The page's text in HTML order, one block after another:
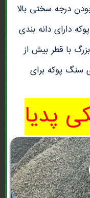
درجه سختی بالا
دارای دانه بندی
با قطر بیش از
سنگ پوکه برای
پدیا